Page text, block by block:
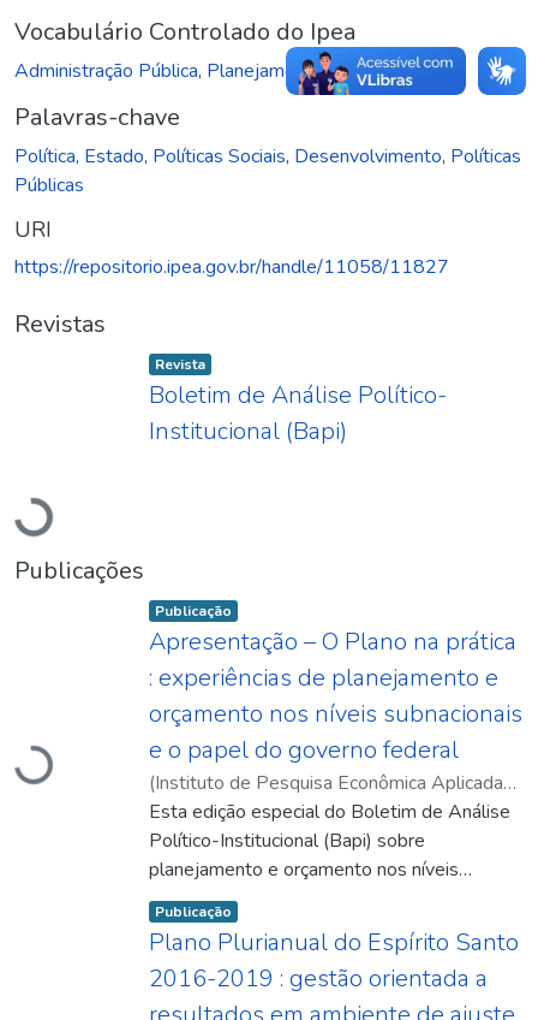
Vocabulário Controlado do Ipea
Administração Pública, Planejamento Econômico
Palavras-chave
Política, Estado, Políticas Sociais, Desenvolvimento, Políticas
Públicas
URI
https://repositorio.ipea.gov.br/handle/11058/11827
Revistas
Carregando...
Item type:
Revista ,
Boletim de Análise Político-
Institucional (Bapi)
Publicações
Carregando...
Item type:
Publicação ,
Apresentação – O Plano na prática
: experiências de planejamento e
orçamento nos níveis subnacionais
e o papel do governo federal
(Instituto de Pesquisa Econômica Aplicada
(Ipea),2023-03)Couto, Leandro Freitas;
Cardoso Jr., José Celso
Esta edição especial do Boletim de Análise
Político-Institucional (Bapi) sobre
planejamento e orçamento nos níveis
subnacionais se apresenta com um duplo
propósito. Em primeiro lugar, resgatar o
esforço de pesquisa do Ipea na
compreensão das experiências subnacionais
em planejamento e orçamento, esticando o
Item type:
Publicação ,
Plano Plurianual do Espírito Santo
2016-2019 : gestão orientada a